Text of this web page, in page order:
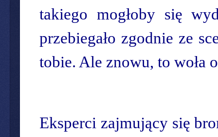
takiego mogłoby się
przebiegało zgodnie ze
tobie. Ale znowu, to woła
Eksperci zajmujący się